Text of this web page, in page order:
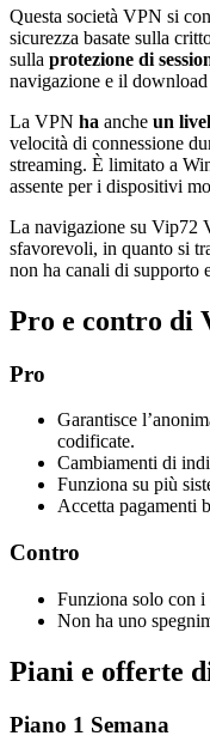
Questa società VPN si
sicurezza basate sulla
sulla protezione di
navigazione e il
La VPN ha anche un
velocità di connessione
streaming. È limitato a
assente per i dispositivi
La navigazione su Vip72
sfavorevoli, in quanto si
non ha canali di supporto
Pro e contro di
Pro
Garantisce
codificate.
Cambiamenti di
Funziona su più
Accetta pagamenti
Contro
Funziona solo con i
Non ha uno
Piani e offerte
Piano 1 Semana